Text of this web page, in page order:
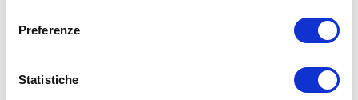
Preferenze
Statistiche